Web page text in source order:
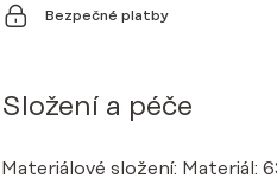
Bezpečné platby
Složení a péče
Materiálové složení: Materiál: